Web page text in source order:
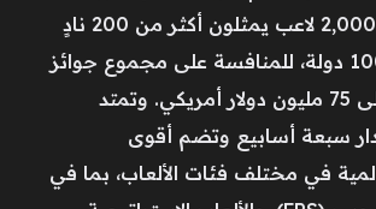
2026 أكثر من 2,000 لاعب يمثلون أكثر من 200 نادٍ
وما يزيد على 100 دولة، للمنافسة على مجموع جوائز
قياسية يصل إلى 75 مليون دولار أمريكي. وتمتد
سبعة أسابيع وتضم أقوى
في مختلف فئات الألعاب، بما في